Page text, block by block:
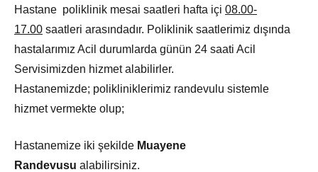
Hastane poliklinik mesai saatleri hafta içi 08.00-
17.00 saatleri arasındadır. Poliklinik saatlerimiz dışında
hastalarımız Acil durumlarda günün 24 saati Acil
Servisimizden hizmet alabilirler.
Hastanemizde; polikliniklerimiz randevulu sistemle
hizmet vermekte olup;
Hastanemize iki şekilde Muayene
Randevusu alabilirsiniz.